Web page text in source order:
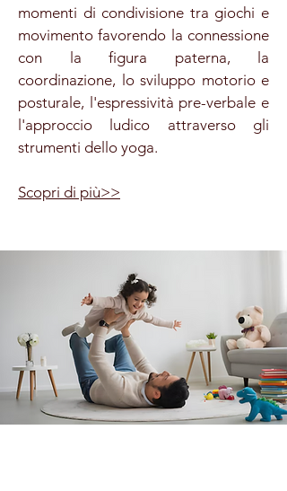
momenti di condivisione tra giochi e
movimento favorendo la connessione
con la figura paterna, la
coordinazione, lo sviluppo motorio e
posturale, l'espressività pre-verbale e
l'approccio ludico attraverso gli
strumenti dello yoga.
Scopri di più>>